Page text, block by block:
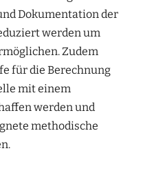
Dokumentation der
werden um
Zudem
für die Berechnung
mit einem
werden und
methodische